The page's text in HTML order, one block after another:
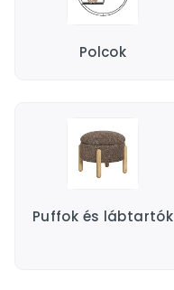
Polcok
Puffok és lábtartók